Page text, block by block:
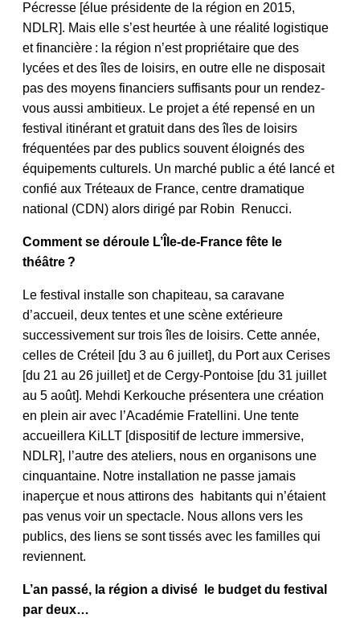
Pécresse [élue présidente de la région en 2015,
NDLR]. Mais elle s’est heurtée à une réalité logistique
et financière : la région n’est propriétaire que des
lycées et des îles de loisirs, en outre elle ne disposait
pas des moyens financiers suffisants pour un rendez-
vous aussi ambitieux. Le projet a été repensé en un
festival itinérant et gratuit dans des îles de loisirs
fréquentées par des publics souvent éloignés des
équipements culturels. Un marché public a été lancé et
confié aux Tréteaux de France, centre dramatique
national (CDN) alors dirigé par Robin Renucci.
Comment se déroule L’Île-de-France fête le
théâtre ?
Le festival installe son chapiteau, sa caravane
d’accueil, deux tentes et une scène extérieure
successivement sur trois îles de loisirs. Cette année,
celles de Créteil [du 3 au 6 juillet], du Port aux Cerises
[du 21 au 26 juillet] et de Cergy-Pontoise [du 31 juillet
au 5 août]. Mehdi Kerkouche présentera une création
en plein air avec l’Académie Fratellini. Une tente
accueillera KiLLT [dispositif de lecture immersive,
NDLR], l’autre des ateliers, nous en organisons une
cinquantaine. Notre installation ne passe jamais
inaperçue et nous attirons des habitants qui n’étaient
pas venus voir un spectacle. Nous allons vers les
publics, des liens se sont tissés avec les familles qui
reviennent.
L’an passé, la région a divisé le budget du festival
par deux…